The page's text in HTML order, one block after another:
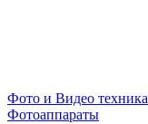
Фото и Видео техника
Фотоаппараты